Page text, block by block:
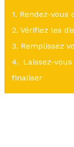
1. Rendez-vous
2. Vérifiez les
3. Remplissez
4. Laissez-
finaliser